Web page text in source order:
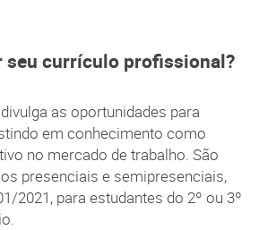
seu currículo profissional?
as oportunidades para
em conhecimento como
no mercado de trabalho. São
presenciais e semipresenciais,
2021, para estudantes do 2º ou 3º